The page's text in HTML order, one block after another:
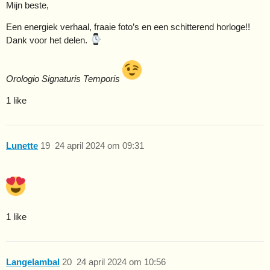
Mijn beste,
Een energiek verhaal, fraaie foto’s en een schitterend horloge!!
Dank voor het delen.
Orologio Signaturis Temporis
1 like
Lunette 24 april 2024 om 09:31
19
1 like
Langelambal 24 april 2024 om 10:56
20